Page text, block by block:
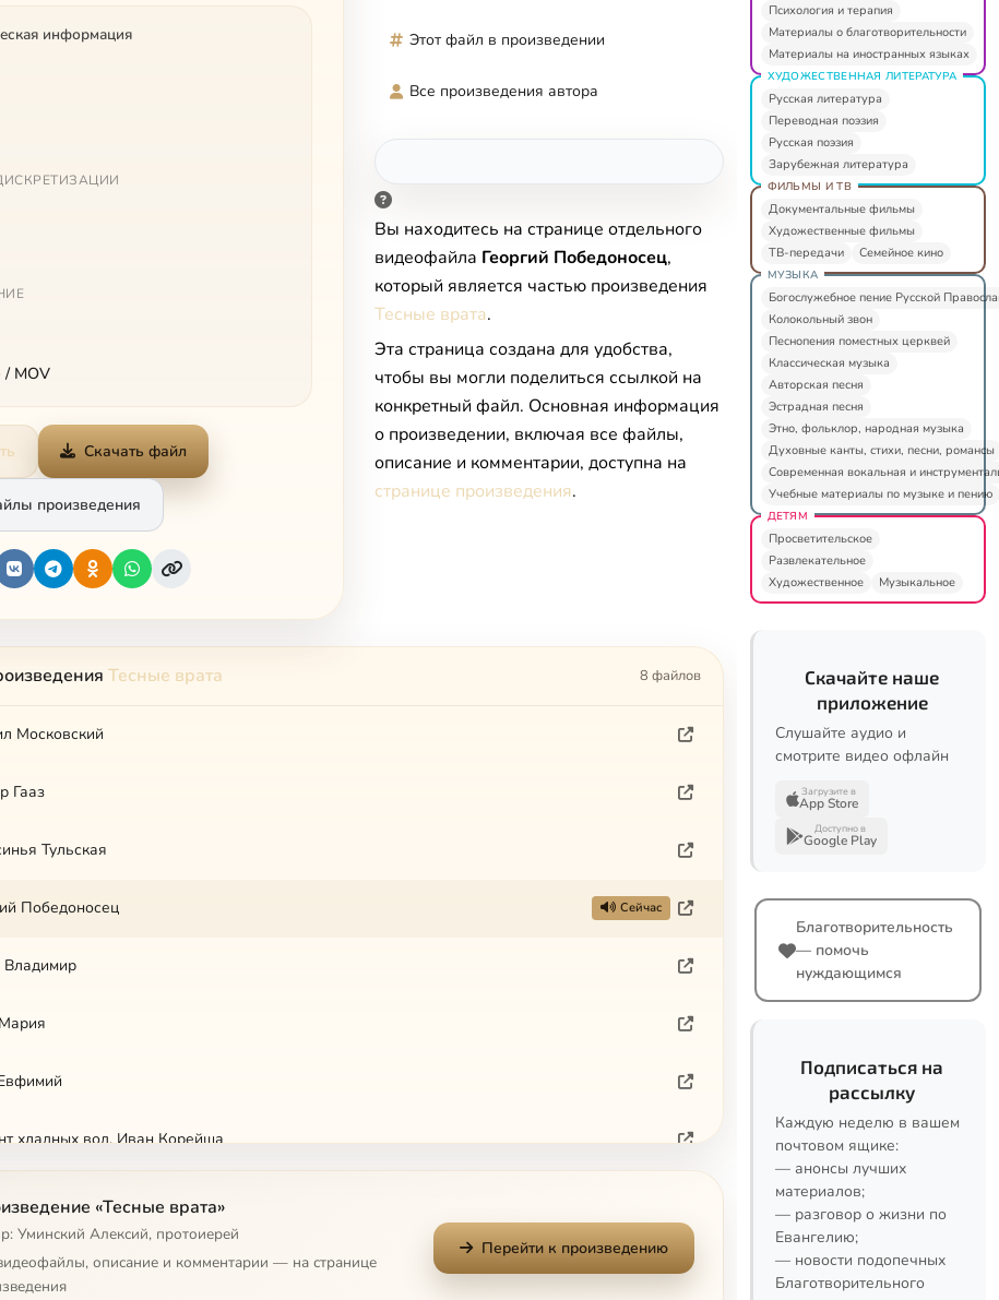
информация
/ MOV
Скачать файл
произведения
Этот файл в произведении
Все произведения автора
Вы находитесь на странице отдельного
видеофайла Георгий Победоносец,
который является частью произведения
Тесные врата.
Эта страница создана для удобства,
чтобы вы могли поделиться ссылкой на
конкретный файл. Основная информация
о произведении, включая все файлы,
описание и комментарии, доступна на
странице произведения.
Тесные врата 8 файлов
Московский
Гааз
Тульская
Победоносец Сейчас
Владимир
хладных вод. Иван Корейша
«Тесные врата»
Уминский Алексий, протоиерей
описание и комментарии — на странице
Перейти к произведению
Психология и терапия
Материалы о благотворительности
Материалы на иностранных языках
ХУДОЖЕСТВЕННАЯ ЛИТЕРАТУРА
Русская литература
Переводная поэзия
Русская поэзия
Зарубежная литература
ФИЛЬМЫ И ТВ
Документальные фильмы
Художественные фильмы
ТВ-передачи
Семейное кино
МУЗЫКА
Богослужебное пение Русской
Колокольный звон
Песнопения поместных церквей
Классическая музыка
Авторская песня
Эстрадная песня
Этно, фольклор, народная музыка
Духовные канты, стихи, песни, романсы
Современная вокальная и
Учебные материалы по музыке и пению
ДЕТЯМ
Просветительское
Развлекательное
Художественное
Музыкальное
Скачайте наше
приложение
Слушайте аудио и
смотрите видео офлайн
Загрузите в
App Store
Доступно в
Google Play
Благотворительность
— помочь
нуждающимся
Подписаться на
рассылку
Каждую неделю в вашем
почтовом ящике:
— анонсы лучших
материалов;
— разговор о жизни по
Евангелию;
— новости подопечных
Благотворительного